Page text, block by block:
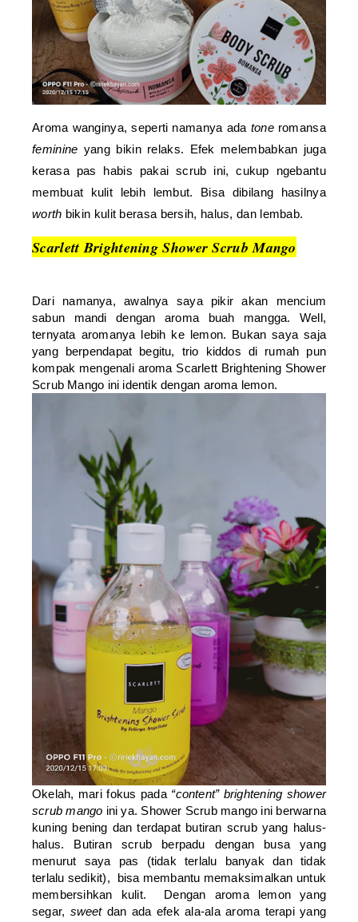
Aroma wanginya, seperti namanya ada toneromansa
feminine yang bikin relaks. Efek melembabkan juga
kerasa pas habis pakai scrub ini, cukup ngebantu
membuat kulit lebih lembut. Bisa dibilang hasilnya
worth bikin kulit berasa bersih, halus, dan lembab.
Scarlett Brightening Shower Scrub Mango
Dari namanya, awalnya saya pikir akan mencium
sabun mandi dengan aroma buah mangga. Well,
ternyata aromanya lebih ke lemon. Bukan saya saja
yang berpendapat begitu, trio kiddos di rumah pun
kompak mengenali aroma Scarlett Brightening Shower
Scrub Mango ini identik dengan aroma lemon.
Okelah, mari fokus pada “content” brightening shower
scrub mango ini ya. Shower Scrub mango ini berwarna
kuning bening dan terdapat butiran scrub yang halus-
halus. Butiran scrub berpadu dengan busa yang
menurut saya pas (tidak terlalu banyak dan tidak
terlalu sedikit), bisa membantu memaksimalkan untuk
membersihkan kulit. Dengan aroma lemon yang
segar, sweetdan ada efek ala-ala aroma terapi yang